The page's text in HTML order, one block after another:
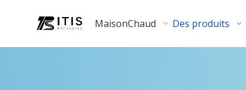
MaisonChaud Des produits